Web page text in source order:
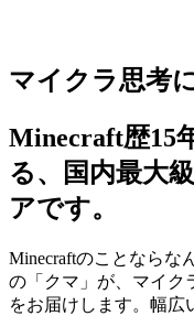
マイクラ思考
Minecraft歴15
る、国内最大
アです。
Minecraftのことならな
の「クマ」が、マイク
をお届けします。幅広